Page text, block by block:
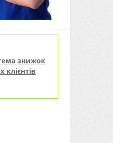
знижок
клієнтів